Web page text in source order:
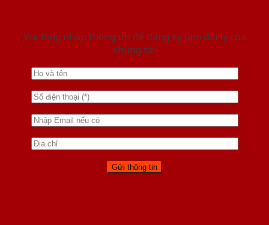
Vui lòng nhập thông tin để đăng ký làm đại lý của
chúng tôi